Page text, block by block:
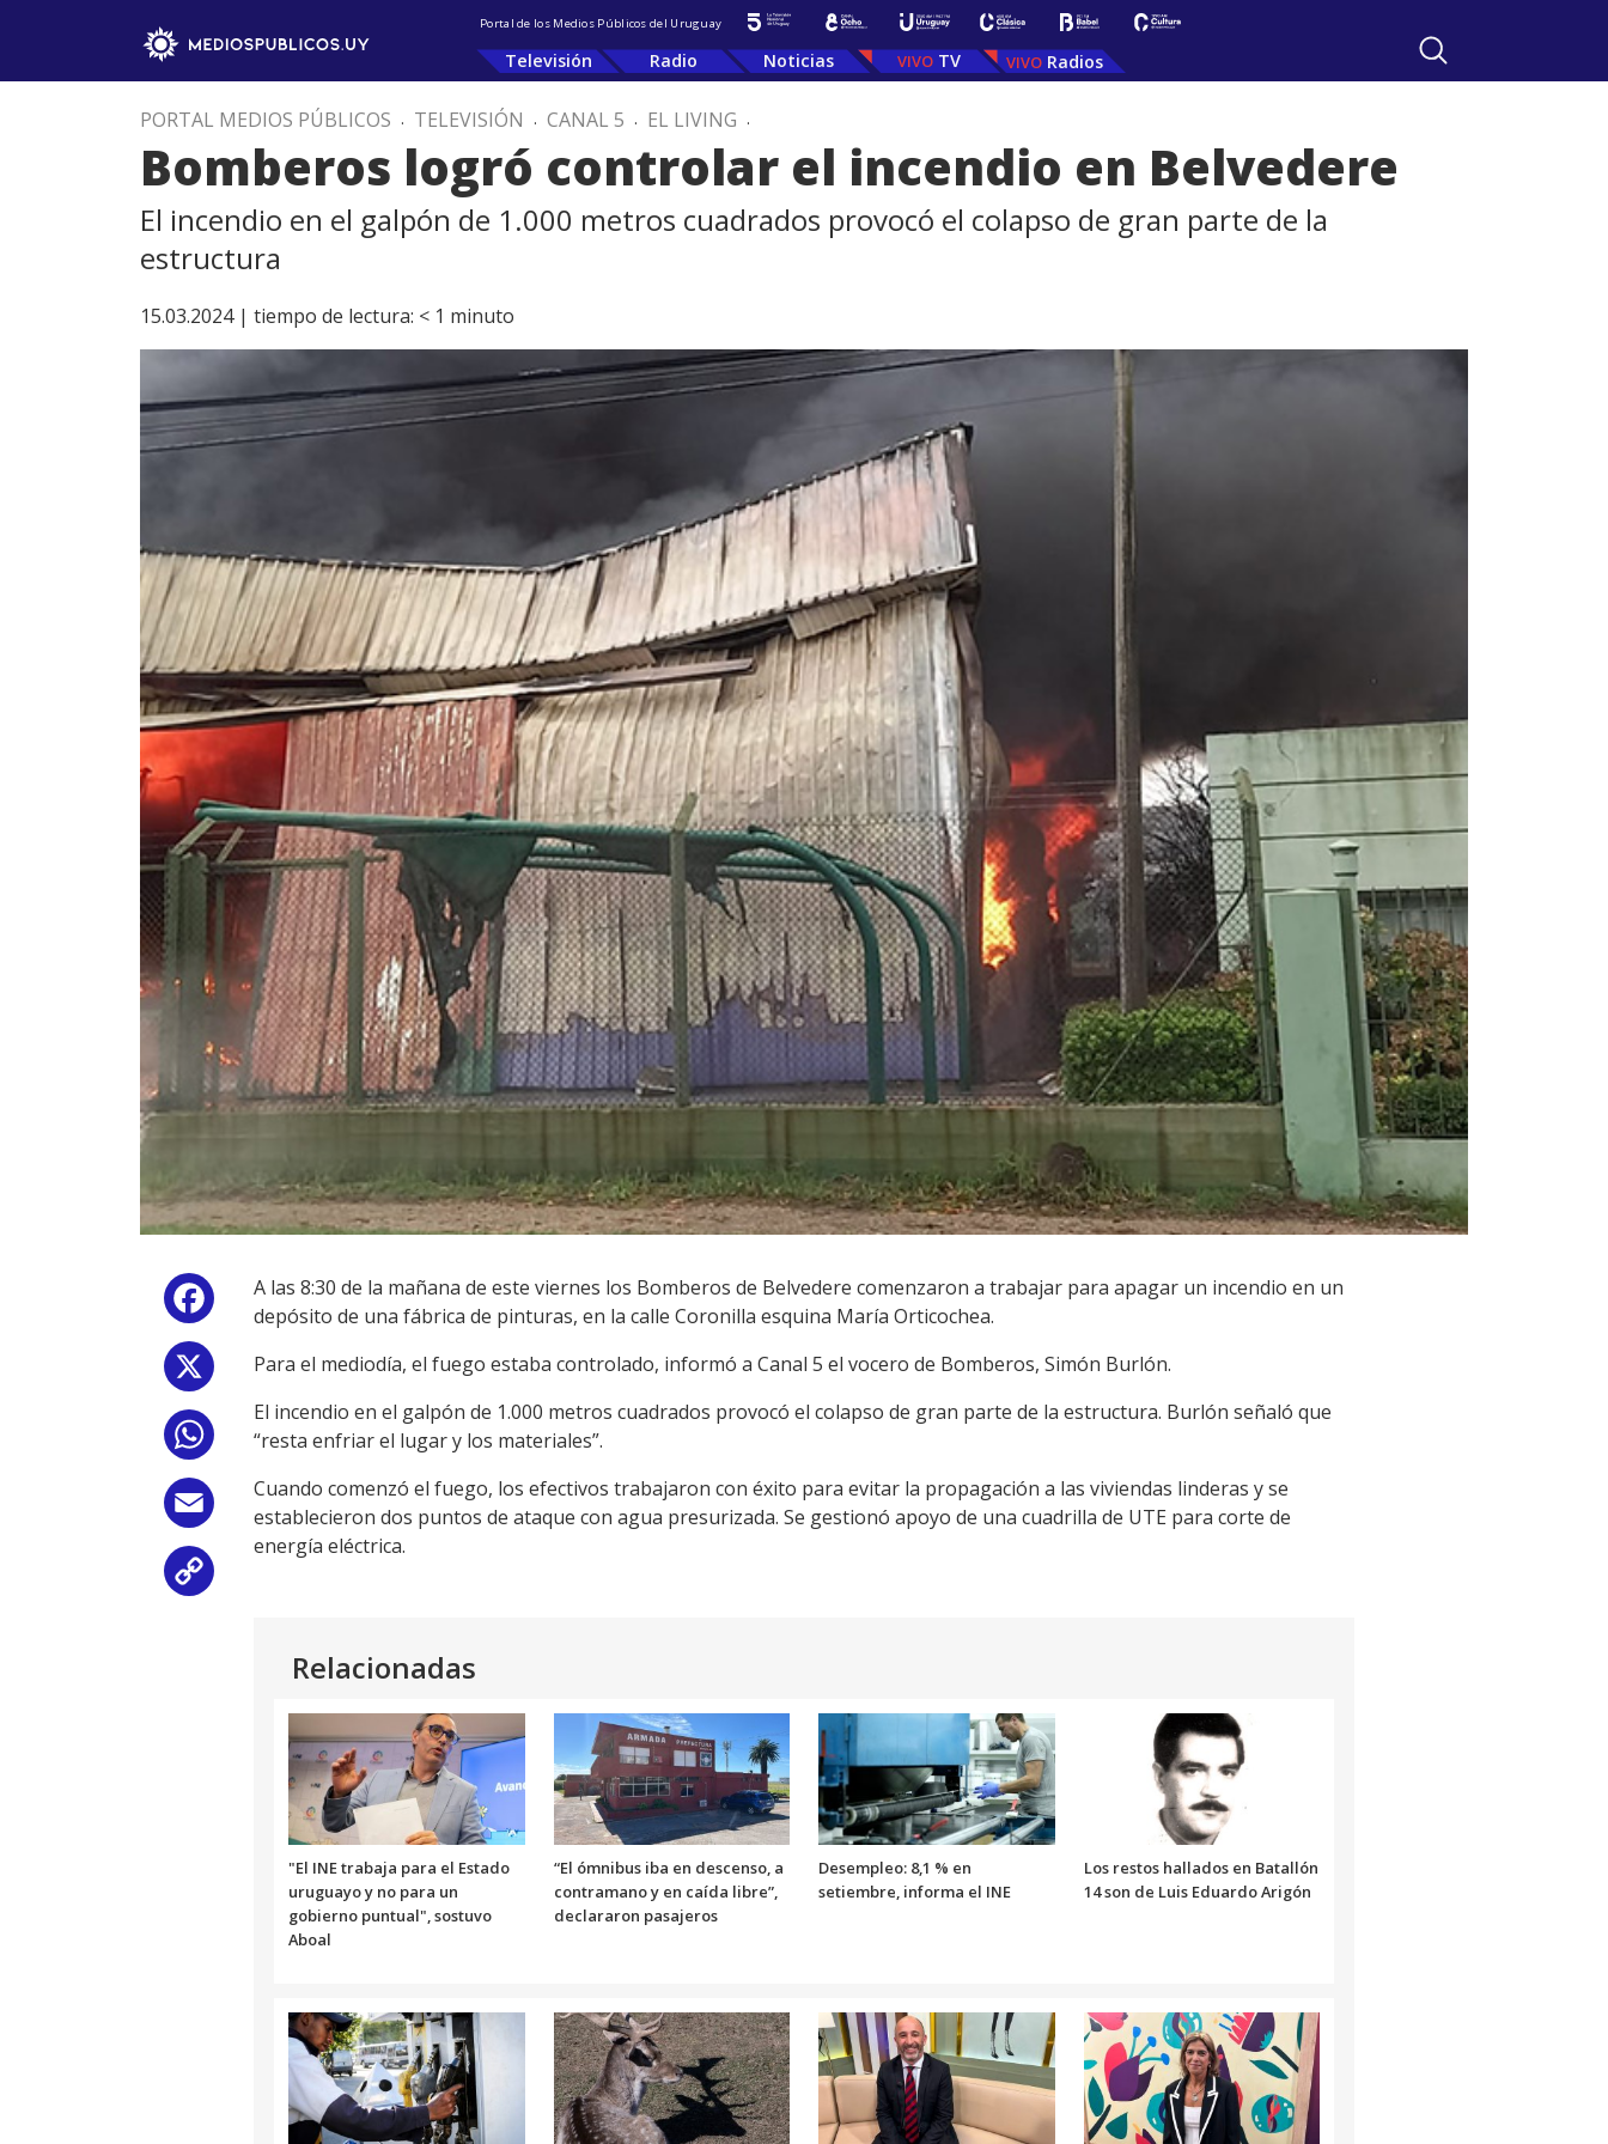
Portal de los Medios Públicos del Uruguay
Televisión Radio Noticias TV Radios
PORTAL MEDIOS PÚBLICOS . TELEVISIÓN . CANAL 5 . EL LIVING .
Bomberos logró controlar el incendio en Belvedere
El incendio en el galpón de 1.000 metros cuadrados provocó el colapso de gran parte de la
estructura
15.03.2024 | tiempo de lectura: < 1 minuto
Facebook
WhatsApp
Email
A las 8:30 de la mañana de este viernes los Bomberos de Belvedere comenzaron a trabajar para apagar un incendio en un
depósito de una fábrica de pinturas, en la calle Coronilla esquina María Orticochea.
Para el mediodía, el fuego estaba controlado, informó a Canal 5 el vocero de Bomberos, Simón Burlón.
El incendio en el galpón de 1.000 metros cuadrados provocó el colapso de gran parte de la estructura. Burlón señaló que
“resta enfriar el lugar y los materiales”.
Cuando comenzó el fuego, los efectivos trabajaron con éxito para evitar la propagación a las viviendas linderas y se
establecieron dos puntos de ataque con agua presurizada. Se gestionó apoyo de una cuadrilla de UTE para corte de
energía eléctrica.
Relacionadas
"El INE trabaja para el Estado
uruguayo y no para un
gobierno puntual", sostuvo
Aboal
“El ómnibus iba en descenso, a
contramano y en caída libre”,
declararon pasajeros
Desempleo: 8,1 % en
setiembre, informa el INE
Los restos hallados en Batallón
14 son de Luis Eduardo Arigón